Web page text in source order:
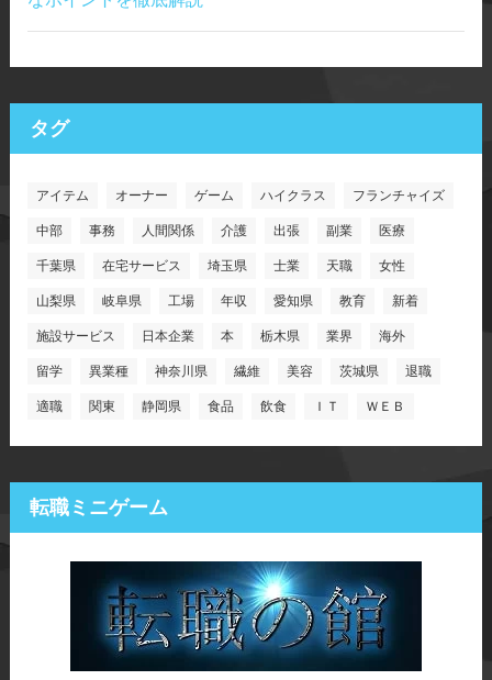
タグ
アイテム オーナー ゲーム ハイクラス フランチャイズ
中部 事務 人間関係 介護 出張 副業 医療
千葉県 在宅サービス 埼玉県 士業 天職 女性
山梨県 岐阜県 工場 年収 愛知県 教育 新着
施設サービス 日本企業 本 栃木県 業界 海外
留学 異業種 神奈川県 繊維 美容 茨城県 退職
適職 関東 静岡県 食品 飲食 ＩＴ ＷＥＢ
転職ミニゲーム